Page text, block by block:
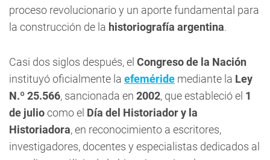
proceso revolucionario y un aporte fundamental para
la construcción de la historiografía argentina.
Casi dos siglos después, el Congreso de la Nación
instituyó oficialmente la efeméride mediante la Ley
N.º 25.566, sancionada en 2002, que estableció el 1
de juliocomo el Día del Historiador y la
Historiadora, en reconocimiento a escritores,
investigadores, docentes y especialistas dedicados al